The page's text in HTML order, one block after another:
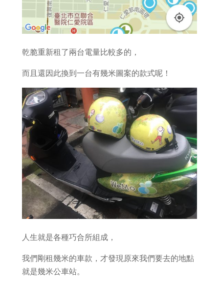
乾脆重新租了兩台電量比較多的，
而且還因此換到一台有幾米圖案的款式呢！
人生就是各種巧合所組成，
我們剛租幾米的車款，才發現原來我們要去的地點
就是幾米公車站。